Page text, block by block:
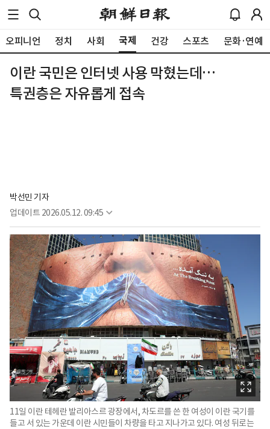
오피니언 정치 사회 국제 건강 스포츠 문화·연예
이란 국민은 인터넷 사용 막혔는데…
특권층은 자유롭게 접속
박선민 기자
업데이트 2026.05.12. 09:45
11일 이란 테헤란 발리아스르 광장에서, 차도르를 쓴 한 여성이 이란 국기를
들고 서 있는 가운데 이란 시민들이 차량을 타고 지나가고 있다. 여성 뒤로는